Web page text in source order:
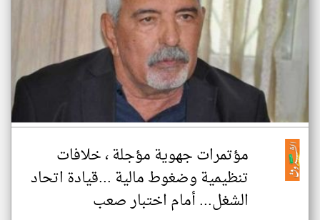
مؤتمرات جهوية مؤجلة ، خلافات
تنظيمية وضغوط مالية ...قيادة اتحاد
الشغل... أمام اختبار صعب